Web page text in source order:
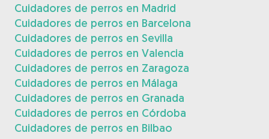
Cuidadores de perros en Madrid
Cuidadores de perros en Barcelona
Cuidadores de perros en Sevilla
Cuidadores de perros en Valencia
Cuidadores de perros en Zaragoza
Cuidadores de perros en Málaga
Cuidadores de perros en Granada
Cuidadores de perros en Córdoba
Cuidadores de perros en Bilbao